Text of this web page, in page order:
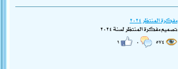
مفكرة المنتظر ٢٠٢٤
تصميم مفكرة المنتظر لسنة ٢٠٢٤